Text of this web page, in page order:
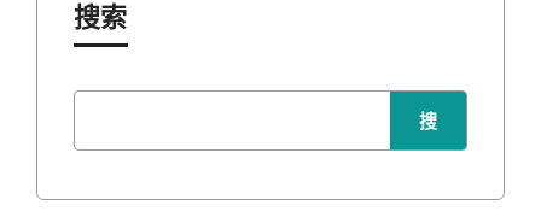
搜索
搜